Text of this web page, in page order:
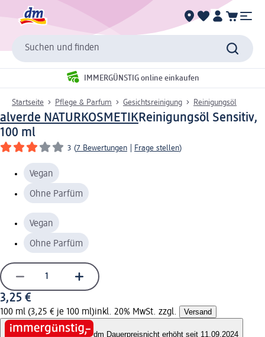
Suchen und finden
IMMERGÜNSTIG online einkaufen
Startseite Pflege & Parfum Gesichtsreinigung Reinigungsöl
alverde NATURKOSMETIKReinigungsöl Sensitiv,
100 ml
3 (7 Bewertungen Frage stellen)
Vegan
Ohne Parfüm
Vegan
Ohne Parfüm
3,25 €
100 ml (3,25 € je 100 ml)inkl. 20% MwSt. zzgl. Versand
dm Dauerpreisnicht erhöht seit 11.09.2024